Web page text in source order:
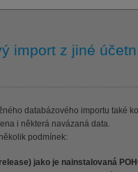
import z jiné
databázového importu také
i některá navázaná data.
podmínek:
jako je nainstalovaná